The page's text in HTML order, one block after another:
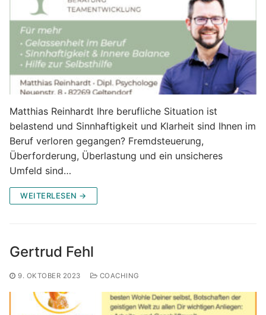
Matthias Reinhardt Ihre berufliche Situation ist
belastend und Sinnhaftigkeit und Klarheit sind Ihnen im
Beruf verloren gegangen? Fremdsteuerung,
Überforderung, Überlastung und ein unsicheres
Umfeld sind…
WEITERLESEN →
Gertrud Fehl
9. OKTOBER 2023 COACHING